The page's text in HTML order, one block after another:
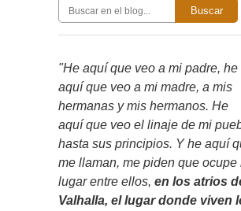
Buscar
"He aquí que veo a mi padre, he
aquí que veo a mi madre, a mis
hermanas y mis hermanos. He
aquí que veo el linaje de mi
hasta sus principios. Y he aquí
me llaman, me piden que ocupe
lugar entre ellos, en los atrios
Valhalla, el lugar donde viven